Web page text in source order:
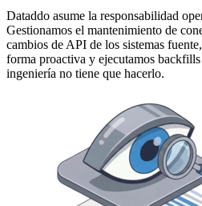
Dataddo asume la responsabilidad
Gestionamos el mantenimiento de
cambios de API de los sistemas
forma proactiva y ejecutamos
ingeniería no tiene que hacerlo.